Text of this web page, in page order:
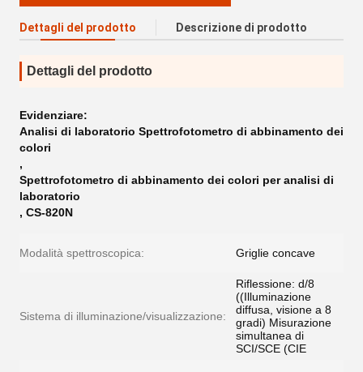
Dettagli del prodotto Descrizione di prodotto
Dettagli del prodotto
Evidenziare:
Analisi di laboratorio Spettrofotometro di abbinamento dei
colori
,
Spettrofotometro di abbinamento dei colori per analisi di
laboratorio
, CS-820N
Modalità spettroscopica: Griglie concave
Sistema di illuminazione/visualizzazione:
Riflessione: d/8
((Illuminazione
diffusa, visione a 8
gradi) Misurazione
simultanea di
SCI/SCE (CIE